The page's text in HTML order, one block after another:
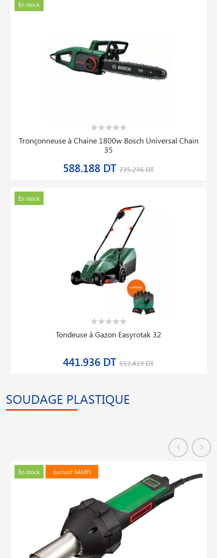
En stock
Tronçonneuse à Chaine 1800w Bosch Universal Chain
35
588.188 DT 735.236 DT
En stock
Tondeuse à Gazon Easyrotak 32
441.936 DT 552.419 DT
SOUDAGE PLASTIQUE
En stock Exclusif SAMFI